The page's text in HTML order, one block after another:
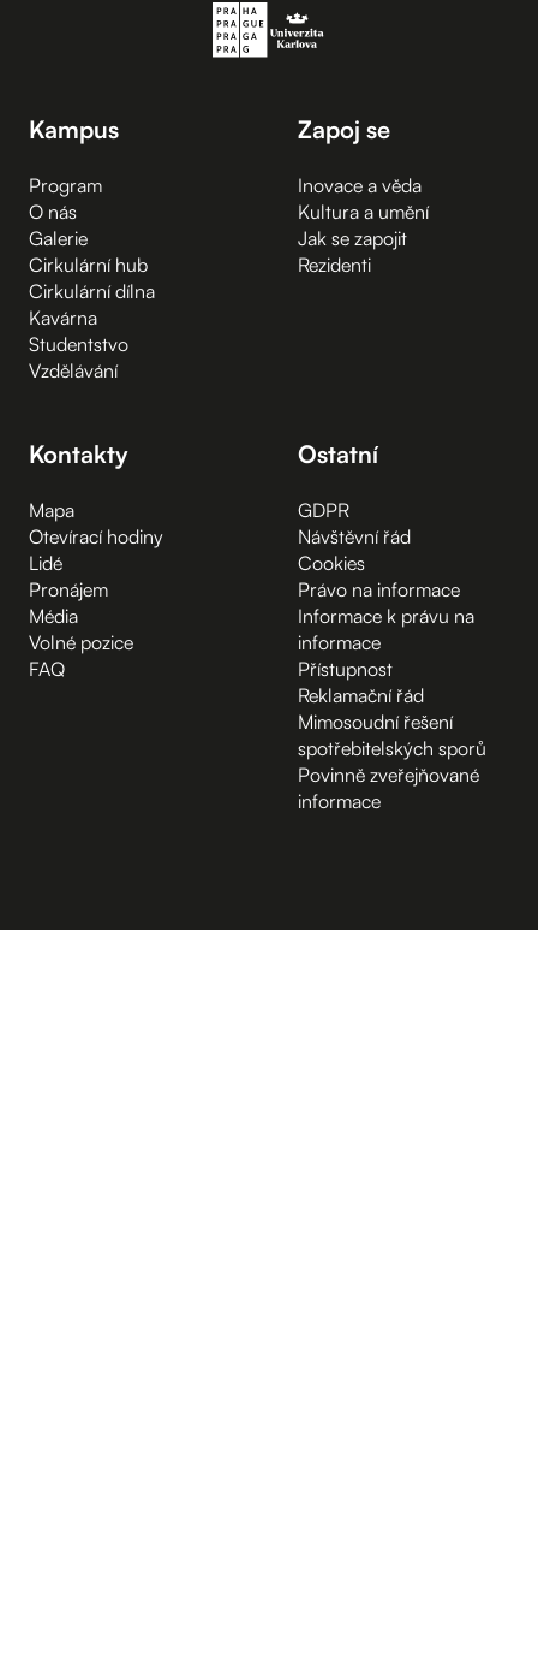
Kampus
Program
O nás
Galerie
Cirkulární hub
Cirkulární dílna
Kavárna
Studentstvo
Vzdělávání
Zapoj se
Inovace a věda
Kultura a umění
Jak se zapojit
Rezidenti
Kontakty
Mapa
Otevírací hodiny
Lidé
Pronájem
Média
Volné pozice
FAQ
Ostatní
GDPR
Návštěvní řád
Cookies
Právo na informace
Informace k právu na
informace
Přístupnost
Reklamační řád
Mimosoudní řešení
spotřebitelských sporů
Povinně zveřejňované
informace